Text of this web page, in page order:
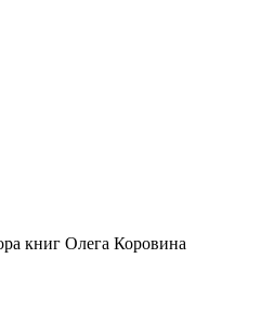
книг Олега Коровина